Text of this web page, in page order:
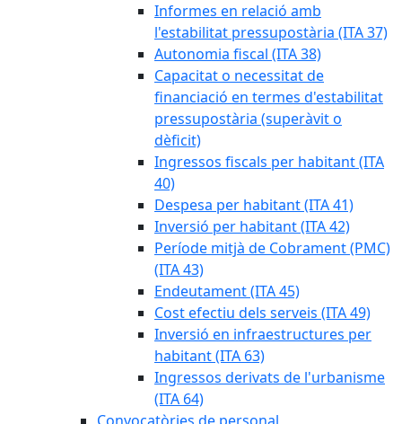
Informes en relació amb
l'estabilitat pressupostària (ITA 37)
Autonomia fiscal (ITA 38)
Capacitat o necessitat de
financiació en termes d'estabilitat
pressupostària (superàvit o
dèficit)
Ingressos fiscals per habitant (ITA
40)
Despesa per habitant (ITA 41)
Inversió per habitant (ITA 42)
Període mitjà de Cobrament (PMC)
(ITA 43)
Endeutament (ITA 45)
Cost efectiu dels serveis (ITA 49)
Inversió en infraestructures per
habitant (ITA 63)
Ingressos derivats de l'urbanisme
(ITA 64)